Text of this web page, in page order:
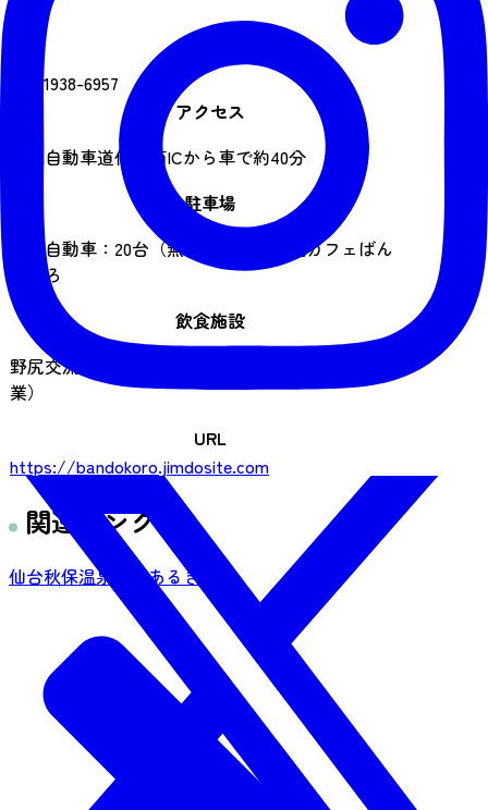
090-1938-6957
アクセス
東北自動車道仙台南ICから車で約40分
駐車場
普通自動車：20台（無料）※野尻交流カフェばん
どころ
飲食施設
野尻交流カフェばんどころ（土・日営業：冬期休
業）
URL
https://bandokoro.jimdosite.com
関連リンク
仙台秋保温泉郷旅あるきMAP